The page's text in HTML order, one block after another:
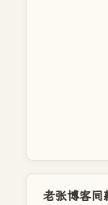
老张博客同